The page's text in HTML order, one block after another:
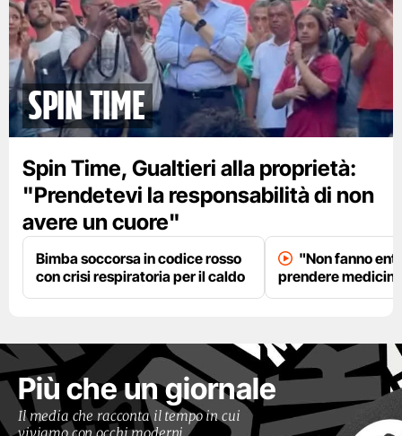
spin time
Spin Time, Gualtieri alla proprietà:
"Prendetevi la responsabilità di non
avere un cuore"
Bimba soccorsa in codice rosso
con crisi respiratoria per il caldo
"Non fanno
prendere
Più che un giornale
Il media che racconta il tempo in cui